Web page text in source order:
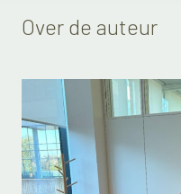
Over de auteur